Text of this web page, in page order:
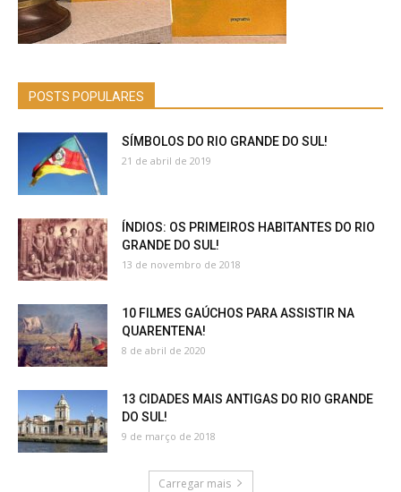
POSTS POPULARES
SÍMBOLOS DO RIO GRANDE DO SUL!
21 de abril de 2019
ÍNDIOS: OS PRIMEIROS HABITANTES DO RIO
GRANDE DO SUL!
13 de novembro de 2018
10 FILMES GAÚCHOS PARA ASSISTIR NA
QUARENTENA!
8 de abril de 2020
13 CIDADES MAIS ANTIGAS DO RIO GRANDE
DO SUL!
9 de março de 2018
Carregar mais